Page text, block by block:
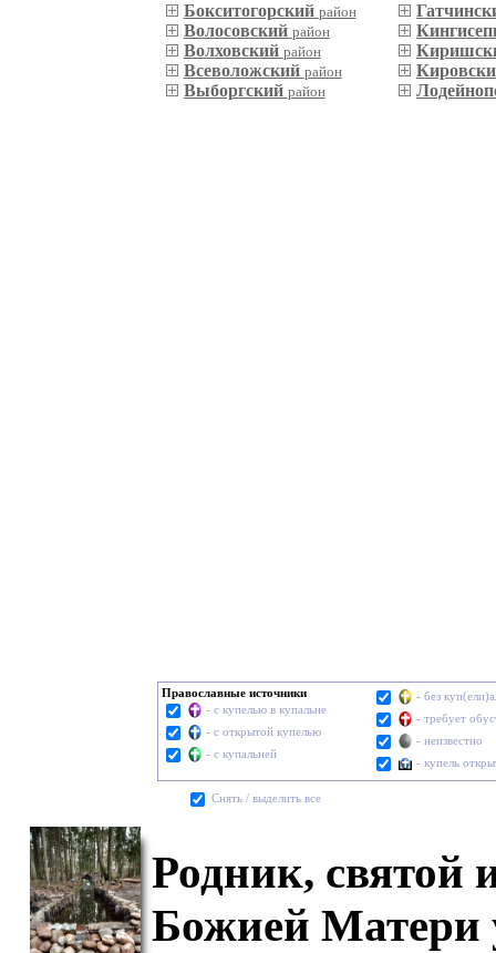
Бокситогорский район
Волосовский район
Волховский район
Всеволожский район
Выборгский район
Православные источники
- с купелью в купальне
- с открытой купелью
- с купальней
- без
- требует
- неизвестно
- купель
Cнять / выделить все
Родник, святой
Божией Матери